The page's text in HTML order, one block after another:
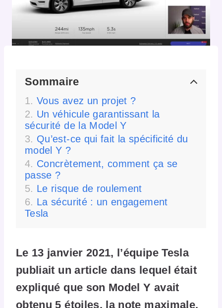
Sommaire
Vous avez un projet ?
Un véhicule garantissant la
sécurité de la Model Y
Qu’est-ce qui fait la spécificité du
model Y ?
Concrètement, comment ça se
passe ?
Le risque de roulement
La sécurité : un engagement
Tesla
Le 13 janvier 2021, l’équipe Tesla
publiait un article dans lequel était
expliqué que son Model Y avait
obtenu 5 étoiles, la note maximale,